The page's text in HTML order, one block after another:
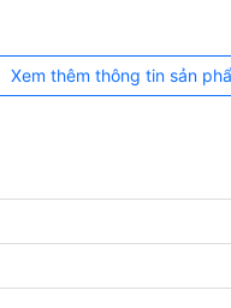
Xem thêm thông tin sản